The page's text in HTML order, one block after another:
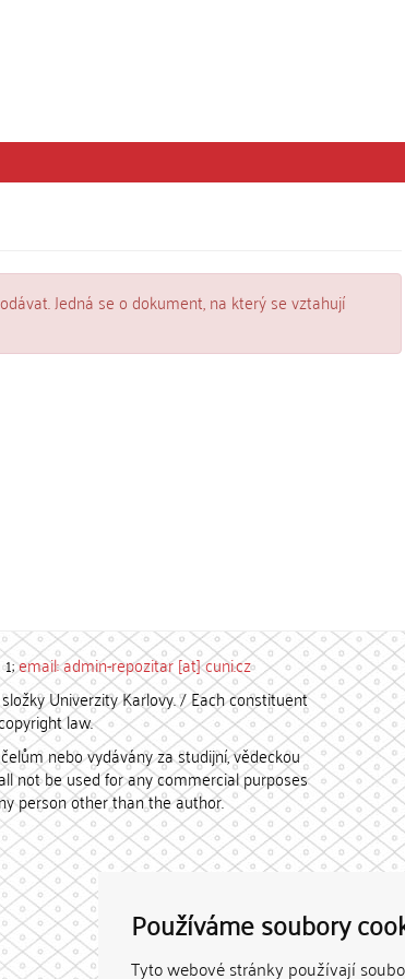
Používáme soubory
Tyto webové stránky používají
Jedná se o dokument, na který se vztahují
1;email: admin-repozitar [at] cuni.cz
Univerzity Karlovy. / Each constituent
law.
nebo vydávány za studijní, vědeckou
not be used for any commercial purposes
person other than the author.